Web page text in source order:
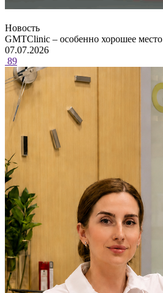
Новость
GMTClinic – особенно хорошее место
07.07.2026
89